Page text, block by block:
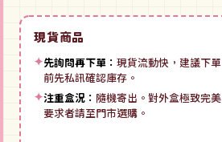
現貨商品
✦先詢問再下單： 現貨流動快，建議下單
前先私訊確認庫存。
✦注重盒況： 隨機寄出。對外盒極致完美
要求者請至門市選購。